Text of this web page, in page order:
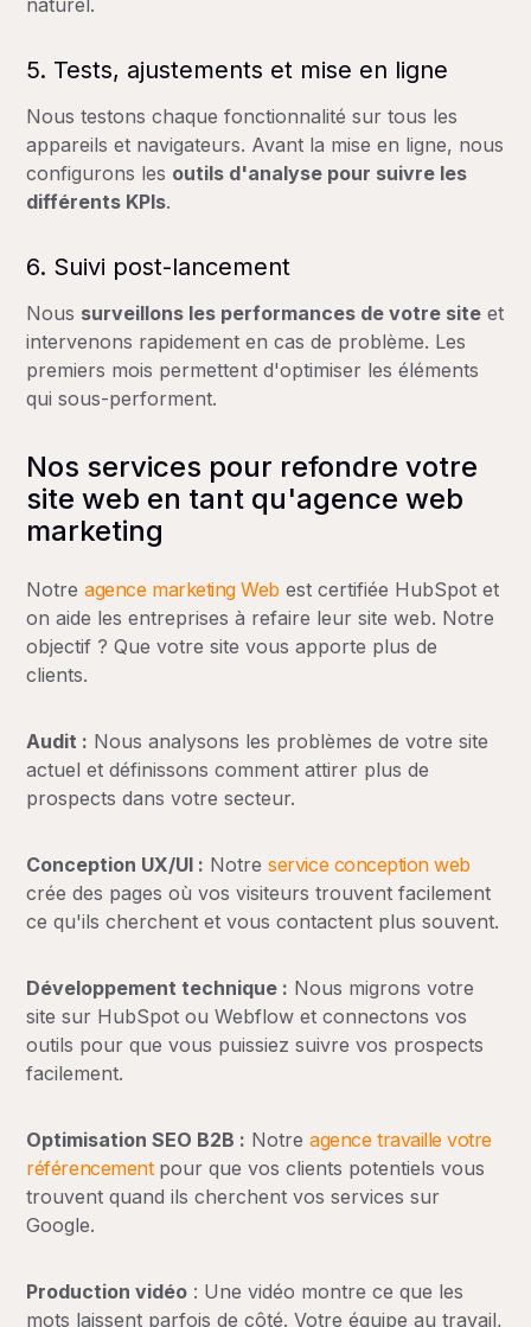
naturel.
5. Tests, ajustements et mise en ligne
Nous testons chaque fonctionnalité sur tous les
appareils et navigateurs. Avant la mise en ligne, nous
configurons les outils d'analyse pour suivre les
différents KPIs.
6. Suivi post-lancement
Nous surveillons les performances de votre site et
intervenons rapidement en cas de problème. Les
premiers mois permettent d'optimiser les éléments
qui sous-performent.
Nos services pour refondre votre
site web en tant qu'agence web
marketing
Notreagence marketing Web est certifiée HubSpot et
on aide les entreprises à refaire leur site web. Notre
objectif ? Que votre site vous apporte plus de
clients.
Audit : Nous analysons les problèmes de votre site
actuel et définissons comment attirer plus de
prospects dans votre secteur.
Conception UX/UI : Notreservice conception web
crée des pages où vos visiteurs trouvent facilement
ce qu'ils cherchent et vous contactent plus souvent.
Développement technique : Nous migrons votre
site sur HubSpot ou Webflow et connectons vos
outils pour que vous puissiez suivre vos prospects
facilement.
Optimisation SEO B2B : Notreagence travaille votre
référencementpour que vos clients potentiels vous
trouvent quand ils cherchent vos services sur
Google.
Production vidéo : Une vidéo montre ce que les
mots laissent parfois de côté. Votre équipe au travail,